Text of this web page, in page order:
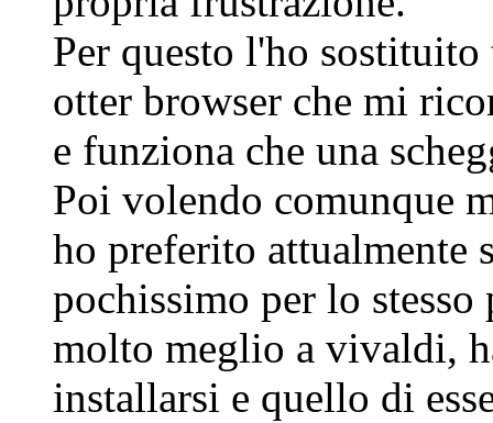
Per questo l'ho
otter browser che mi
e funziona che una
Poi volendo comunque
ho preferito attualmente
pochissimo per lo stesso
molto meglio a vivaldi,
installarsi e quello di